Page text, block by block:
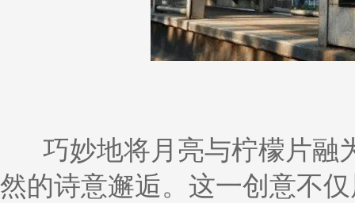
巧妙地将月亮与柠檬片融
然的诗意邂逅。这一创意不